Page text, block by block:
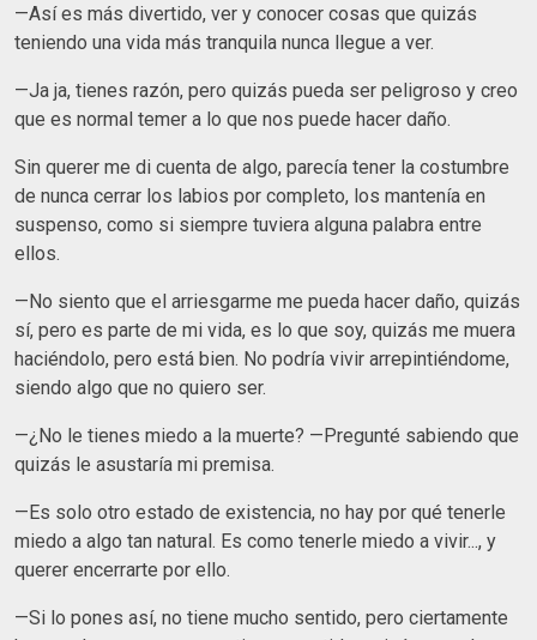
—Así es más divertido, ver y conocer cosas que quizás
teniendo una vida más tranquila nunca llegue a ver.
—Ja ja, tienes razón, pero quizás pueda ser peligroso y creo
que es normal temer a lo que nos puede hacer daño.
Sin querer me di cuenta de algo, parecía tener la costumbre
de nunca cerrar los labios por completo, los mantenía en
suspenso, como si siempre tuviera alguna palabra entre
ellos.
—No siento que el arriesgarme me pueda hacer daño, quizás
sí, pero es parte de mi vida, es lo que soy, quizás me muera
haciéndolo, pero está bien. No podría vivir arrepintiéndome,
siendo algo que no quiero ser.
—¿No le tienes miedo a la muerte? —Pregunté sabiendo que
quizás le asustaría mi premisa.
—Es solo otro estado de existencia, no hay por qué tenerle
miedo a algo tan natural. Es como tenerle miedo a vivir..., y
querer encerrarte por ello.
—Si lo pones así, no tiene mucho sentido, pero ciertamente